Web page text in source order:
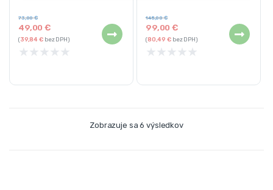
49,00€
73,00€
(39,84€bez DPH)
★ ★ ★ ★ ★
99,00€
145,00€
(80,49€bez DPH)
★ ★ ★ ★ ★
Zobrazuje sa 6 výsledkov